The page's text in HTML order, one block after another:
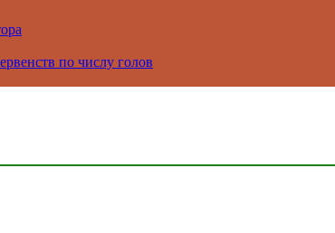
по числу голов